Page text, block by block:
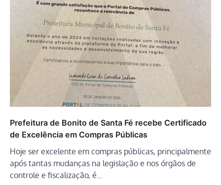
Prefeitura de Bonito de Santa Fé recebe Certificado
de Excelência em Compras Públicas
Hoje ser excelente em compras públicas, principalmente
após tantas mudanças na legislação e nos órgãos de
controle e fiscalização, é…